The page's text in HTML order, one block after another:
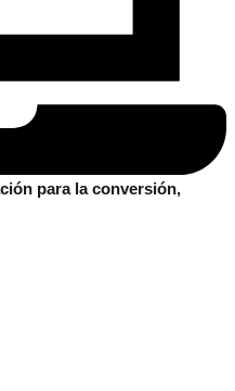
para la conversión,